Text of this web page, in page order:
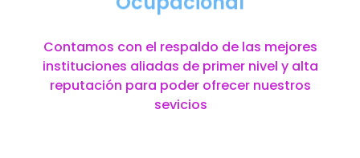
Contamos con el respaldo de las mejores
instituciones aliadas de primer nivel y alta
reputación para poder ofrecer nuestros
sevicios